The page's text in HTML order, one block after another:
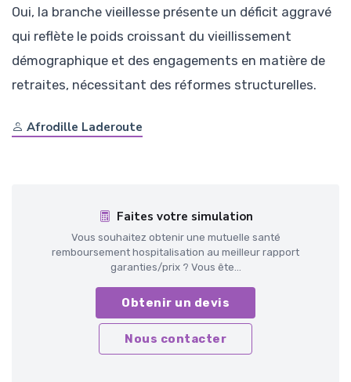
Oui, la branche vieillesse présente un déficit aggravé
qui reflète le poids croissant du vieillissement
démographique et des engagements en matière de
retraites, nécessitant des réformes structurelles.
Afrodille Laderoute
Faites votre simulation
Vous souhaitez obtenir une mutuelle santé
remboursement hospitalisation au meilleur rapport
garanties/prix ? Vous ête...
Obtenir un devis
Nous contacter